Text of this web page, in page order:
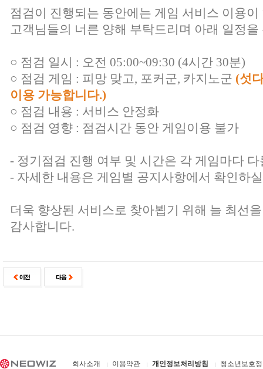
점검이 진행되는 동안에는 게임 서비스 이용
고객님들의 너른 양해 부탁드리며 아래 일정
○ 점검 일시 : 오전 05:00~09:30 (4시간 30분)
○ 점검 게임 : 피망 맞고, 포커군, 카지노군 (섯
이용 가능합니다.)
○ 점검 내용 : 서비스 안정화
○ 점검 영향 : 점검시간 동안 게임이용 불가
- 정기점검 진행 여부 및 시간은 각 게임마다
- 자세한 내용은 게임별 공지사항에서 확인하
더욱 향상된 서비스로 찾아뵙기 위해 늘 최선
감사합니다.
회사소개 이용약관 개인정보처리방침 청소년보호